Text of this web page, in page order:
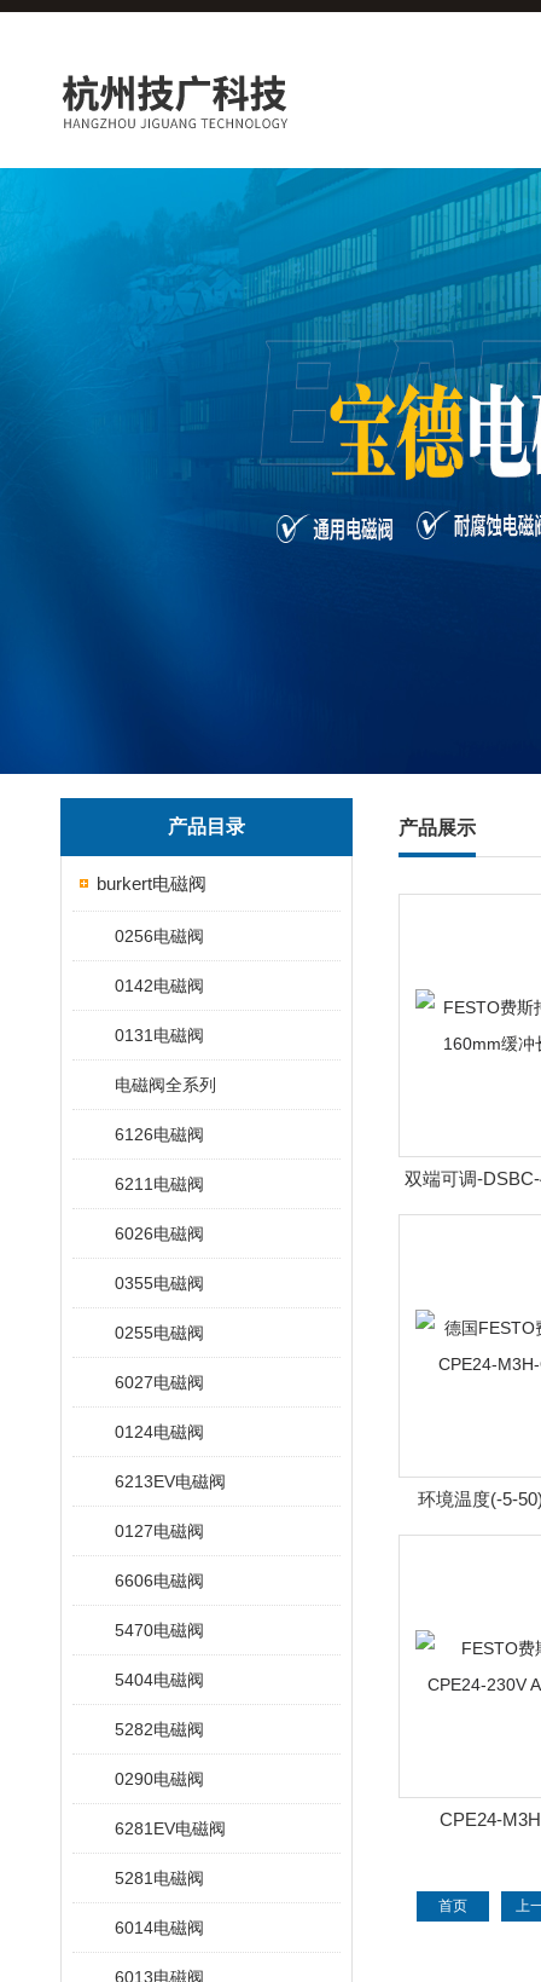
产品目录
burkert电磁阀
0256电磁阀
0142电磁阀
0131电磁阀
电磁阀全系列
6126电磁阀
6211电磁阀
6026电磁阀
0355电磁阀
0255电磁阀
6027电磁阀
0124电磁阀
6213EV电磁阀
0127电磁阀
6606电磁阀
5470电磁阀
5404电磁阀
5282电磁阀
0290电磁阀
6281EV电磁阀
5281电磁阀
6014电磁阀
6013电磁阀
产品展示
双端可调-
托DSBC-行程
环境温度(-5-
FESTO费斯托
CPE24-
230V AC
首页 上